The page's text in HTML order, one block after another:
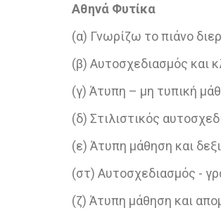
Αθηνά Φυτίκα
(α) Γνωρίζω το πιάνο
(β) Αυτοσχεδιασμός και
(γ) Άτυπη – μη τυπική
(δ) Στιλιστικός
(ε) Άτυπη μάθηση και
(στ) Αυτοσχεδιασμός -
(ζ) Άτυπη μάθηση και